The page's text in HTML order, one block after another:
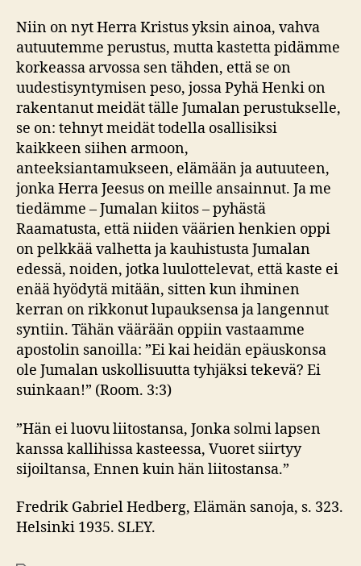
Niin on nyt Herra Kristus yksin ainoa, vahva
autuutemme perustus, mutta kastetta pidämme
korkeassa arvossa sen tähden, että se on
uudestisyntymisen peso, jossa Pyhä Henki on
rakentanut meidät tälle Jumalan perustukselle,
se on: tehnyt meidät todella osallisiksi
kaikkeen siihen armoon,
anteeksiantamukseen, elämään ja autuuteen,
jonka Herra Jeesus on meille ansainnut. Ja me
tiedämme – Jumalan kiitos – pyhästä
Raamatusta, että niiden väärien henkien oppi
on pelkkää valhetta ja kauhistusta Jumalan
edessä, noiden, jotka luulottelevat, että kaste ei
enää hyödytä mitään, sitten kun ihminen
kerran on rikkonut lupauksensa ja langennut
syntiin. Tähän väärään oppiin vastaamme
apostolin sanoilla: ”Ei kai heidän epäuskonsa
ole Jumalan uskollisuutta tyhjäksi tekevä? Ei
suinkaan!” (Room. 3:3)
”Hän ei luovu liitostansa, Jonka solmi lapsen
kanssa kallihissa kasteessa, Vuoret siirtyy
sijoiltansa, Ennen kuin hän liitostansa.”
Fredrik Gabriel Hedberg, Elämän sanoja, s. 323.
Helsinki 1935. SLEY.